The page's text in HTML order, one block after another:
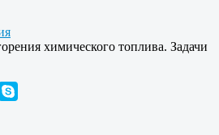
химического топлива. Задачи